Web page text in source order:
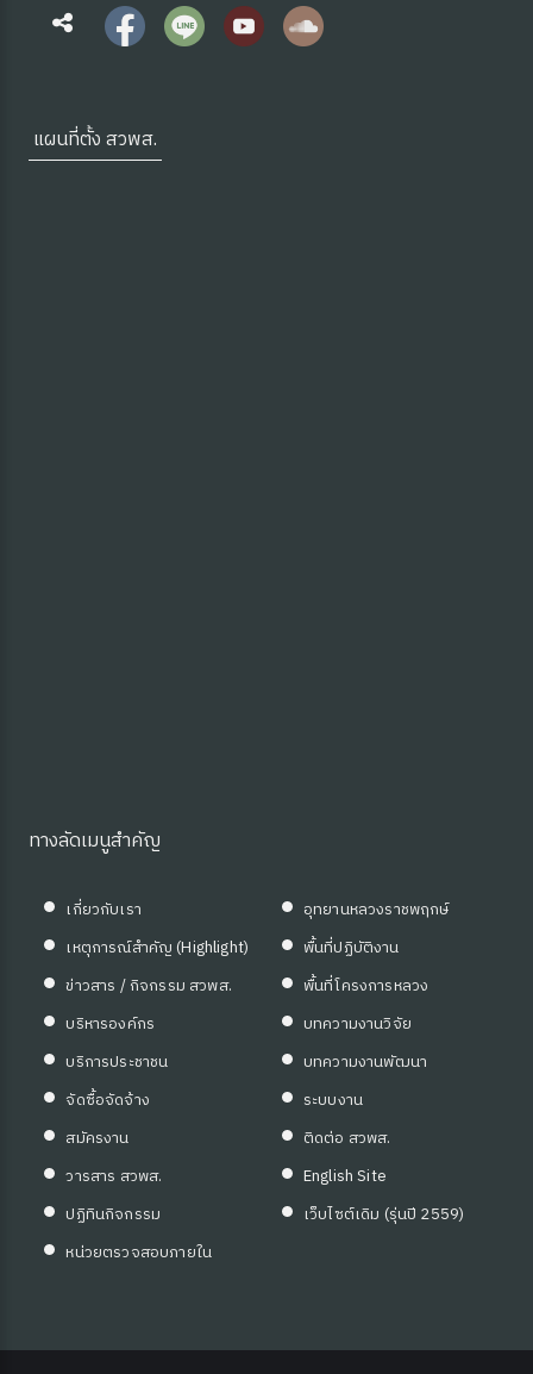
แผนที่ตั้ง สวพส.
ทางลัดเมนูสำคัญ
เกี่ยวกับเรา
เหตุการณ์สำคัญ (Highlight)
ข่าวสาร / กิจกรรม สวพส.
บริหารองค์กร
บริการประชาชน
จัดซื้อจัดจ้าง
สมัครงาน
วารสาร สวพส.
ปฏิทินกิจกรรม
หน่วยตรวจสอบภายใน
อุทยานหลวงราชพฤกษ์
พื้นที่ปฏิบัติงาน
พื้นที่โครงการหลวง
บทความงานวิจัย
บทความงานพัฒนา
ระบบงาน
ติดต่อ สวพส.
English Site
เว็บไซต์เดิม (รุ่นปี 2559)